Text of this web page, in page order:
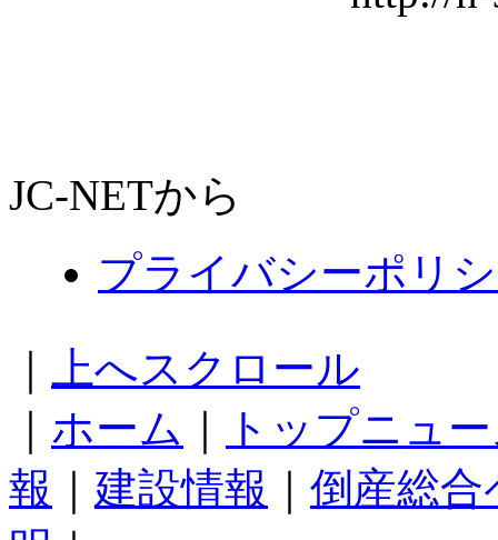
JC-NETから
プライバシーポリ
上へスクロール
ホーム
トップニュ
報
建設情報
倒産総合